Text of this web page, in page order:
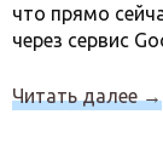
что прямо
через сервис
Читать далее→